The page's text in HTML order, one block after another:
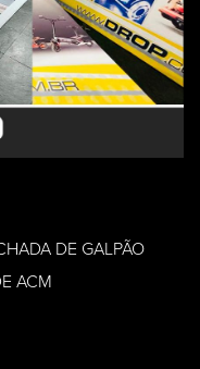
DE GALPÃO
ACM